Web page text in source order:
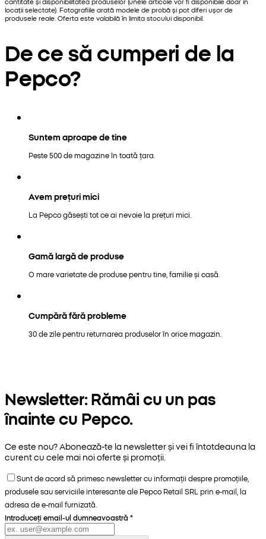
locații selectate). Fotografiile arată modele de probă și pot diferi ușor de
produsele reale. Oferta este valabilă în limita stocului disponibil.
De ce să cumperi de la
Pepco?
Suntem aproape de tine
Peste 500 de magazine în toată țara.
Avem prețuri mici
La Pepco găsești tot ce ai nevoie la prețuri mici.
Gamă largă de produse
O mare varietate de produse pentru tine, familie și casă.
Cumpără fără probleme
30 de zile pentru returnarea produselor în orice magazin.
Newsletter: Rămâi cu un pas
înainte cu Pepco.
Ce este nou? Abonează-te la newsletter și vei fi întotdeauna la
curent cu cele mai noi oferte și promoții.
Sunt de acord să primesc newsletter cu informații despre promoțiile,
produsele sau serviciile interesante ale Pepco Retail SRL prin e-mail, la
adresa de e-mail furnizată.
Introduceți email-ul dumneavoastră *